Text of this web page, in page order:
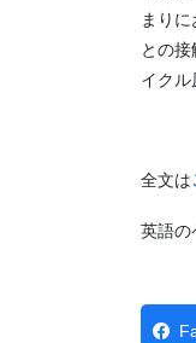
まり
との
イクル
全文は
英語の